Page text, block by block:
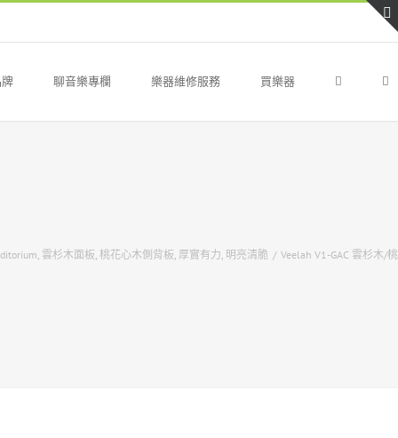
聊音樂專欄 樂器維修服務 買樂器
, 雲杉木面板, 桃花心木側背板, 厚實有力, 明亮清脆 / Veelah V1-GAC 雲杉木/